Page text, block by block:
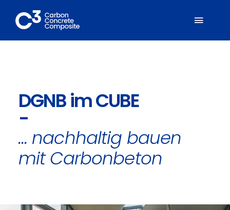
Inhalt
springen
Mitglieder
Carbonbeton
nach:
DGNB im CUBE
-
… nachhaltig bauen
mit Carbonbeton